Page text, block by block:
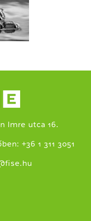
Imre utca 16.
+36 1 311 3051